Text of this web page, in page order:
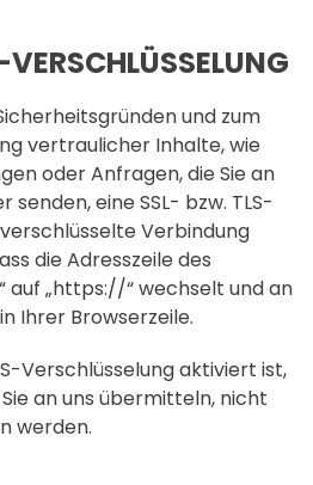
und zum
vertraulicher Inhalte, wie
oder Anfragen, die Sie an
eine SSL- bzw. TLS-
Verbindung
die Adresszeile des
auf „https://“ wechselt und an
Ihrer Browserzeile.
Verschlüsselung aktiviert ist,
an uns übermitteln, nicht
werden.